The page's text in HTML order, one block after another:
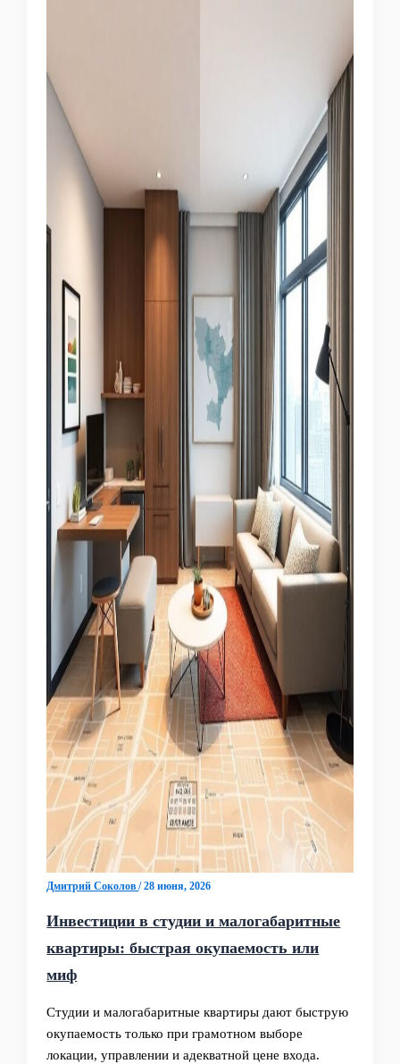
Дмитрий Соколов/28 июня, 2026
Инвестиции в студии и малогабаритные
квартиры: быстрая окупаемость или
миф
Студии и малогабаритные квартиры дают быструю
окупаемость только при грамотном выборе
локации, управлении и адекватной цене входа.